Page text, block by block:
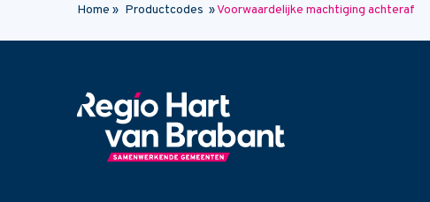
Home » Productcodes »Voorwaardelijke machtiging achteraf